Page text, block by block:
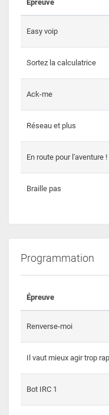
Épreuve
Easy voip
Sortez la calculatrice
Ack-me
Réseau et plus
En route pour l'aventure !
Braille pas
Programmation
Épreuve
Renverse-moi
Il vaut mieux agir trop
Bot IRC 1